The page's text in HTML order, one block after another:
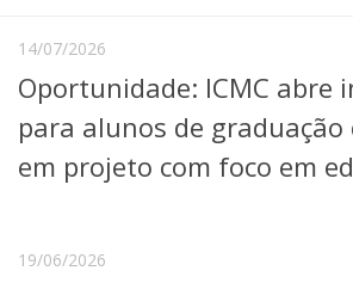
Núcleos e Comissões
Telefones e Mapas
Pessoas
Graduação
Cursos de Extensão
14/07/2026
Oportunidade: ICMC abre
para alunos de
em projeto com foco em
19/06/2026